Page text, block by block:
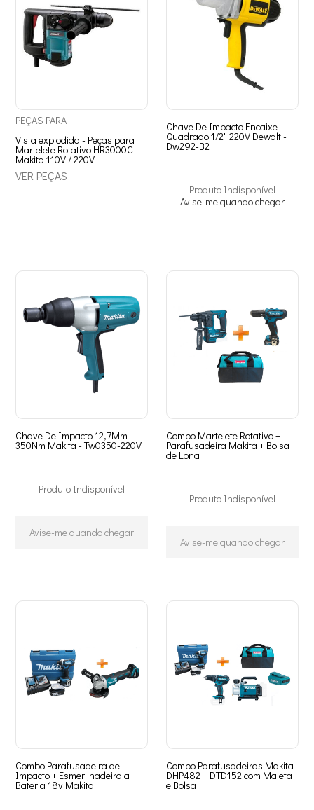
PEÇAS PARA
Vista explodida - Peças para
Martelete Rotativo HR3000C
Makita 110V / 220V
VER PEÇAS
Chave De Impacto Encaixe
Quadrado 1/2" 220V Dewalt -
Dw292-B2
Produto Indisponível
Avise-me quando chegar
Chave De Impacto 12,7Mm
350Nm Makita - Tw0350-220V
Produto Indisponível
Avise-me quando chegar
Combo Martelete Rotativo +
Parafusadeira Makita + Bolsa
de Lona
Produto Indisponível
Avise-me quando chegar
Combo Parafusadeira de
Impacto + Esmerilhadeira a
Bateria 18v Makita
Combo Parafusadeiras Makita
DHP482 + DTD152 com Maleta
e Bolsa